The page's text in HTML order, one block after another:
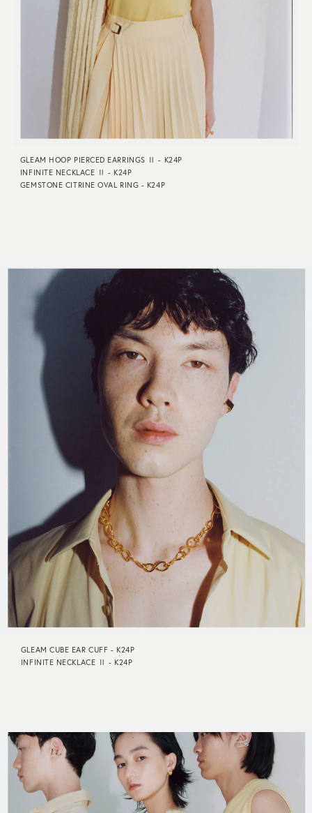
GLEAM HOOP PIERCED EARRINGS Ⅱ - K24P
INFINITE NECKLACE Ⅱ - K24P
GEMSTONE CITRINE OVAL RING - K24P
GLEAM CUBE EAR CUFF - K24P
INFINITE NECKLACE Ⅱ - K24P